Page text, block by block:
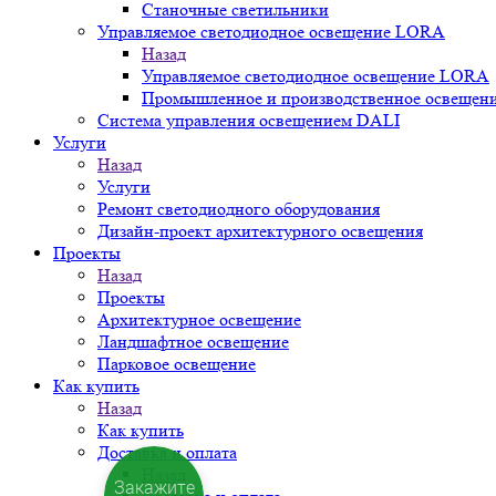
Станочные светильники
Управляемое светодиодное освещение LORA
Назад
Управляемое светодиодное освещение LORA
Промышленное и производственное
Система управления освещением DALI
Услуги
Назад
Услуги
Ремонт светодиодного оборудования
Дизайн-проект архитектурного освещения
Проекты
Назад
Проекты
Архитектурное освещение
Ландшафтное освещение
Парковое освещение
Как купить
Назад
Как купить
Доставка и оплата
Закажите